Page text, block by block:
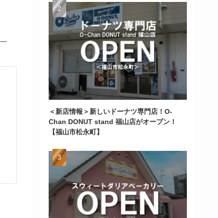
＜新店情報＞新しいドーナツ専門店！O-
Chan DONUT stand 福山店がオープン！
【福山市松永町】